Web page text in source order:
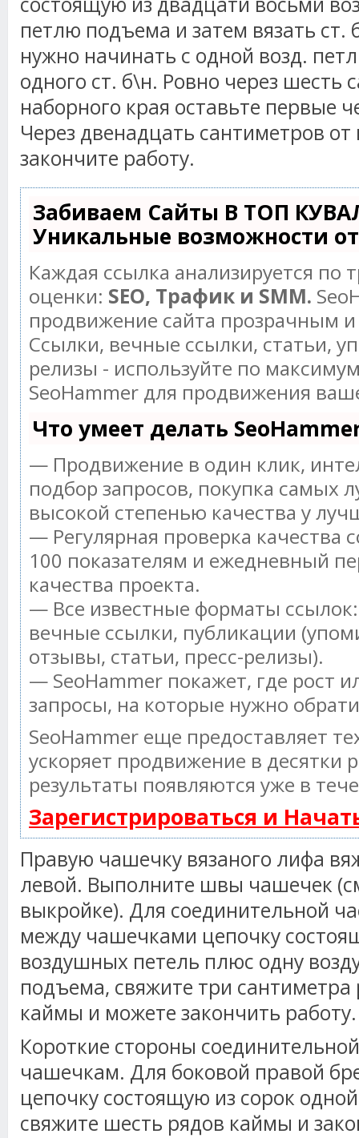
петлю подъема и затем вязать
нужно начинать с одной возд.
одного ст. б\н. Ровно через шесть
наборного края оставьте первые
Через двенадцать сантиметров от
закончите работу.
Забиваем Сайты В ТОП
Уникальные возможности
Каждая ссылка анализируется по
оценки: SEO, Трафик и SMM.
продвижение сайта прозрачным
Ссылки, вечные ссылки, статьи,
релизы - используйте по
SeoHammer для продвижения
Что умеет делать
— Продвижение в один клик,
подбор запросов, покупка самых
высокой степенью качества у
— Регулярная проверка качества
100 показателям и ежедневный
качества проекта.
— Все известные форматы
вечные ссылки, публикации
отзывы, статьи, пресс-релизы).
— SeoHammer покажет, где рост
запросы, на которые нужно
SeoHammer еще предоставляет
ускоряет продвижение в десятки
результаты появляются уже в
Зарегистрироваться и
Правую чашечку вязаного лифа
левой. Выполните швы чашечек
выкройке). Для соединительной
между чашечками цепочку
воздушных петель плюс одну
подъема, свяжите три
каймы и можете закончить работу.
Короткие стороны
чашечкам. Для боковой правой
цепочку состоящую из сорок
свяжите шесть рядов каймы и